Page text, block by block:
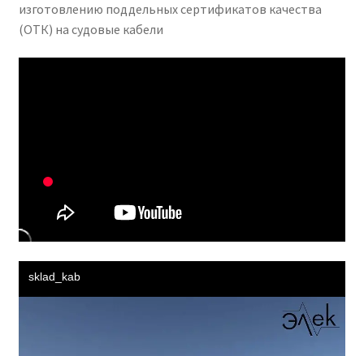
изготовлению поддельных сертификатов качества
(ОТК) на судовые кабели